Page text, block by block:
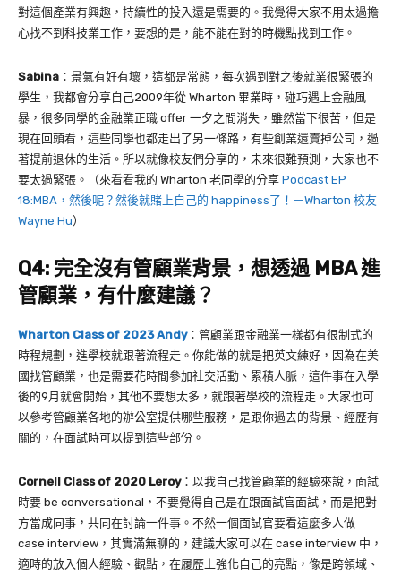
對這個產業有興趣，持續性的投入還是需要的。我覺得大家不用太過擔
心找不到科技業工作，要想的是，能不能在對的時機點找到工作。
Sabina ：景氣有好有壞，這都是常態，每次遇到對之後就業很緊張的
學生，我都會分享自己2009年從 Wharton 畢業時，碰巧遇上金融風
暴，很多同學的金融業正職 offer 一夕之間消失，雖然當下很苦，但是
現在回頭看，這些同學也都走出了另一條路，有些創業還賣掉公司，過
著提前退休的生活。所以就像校友們分享的，未來很難預測，大家也不
要太過緊張。（來看看我的 Wharton 老同學的分享 Podcast EP
18:MBA，然後呢？然後就賭上自己的 happiness了！－Wharton 校友
Wayne Hu）
Q4:完全沒有管顧業背景，想透過 MBA進
管顧業，有什麼建議？
Wharton Class of 2023 Andy：管顧業跟金融業一樣都有很制式的
時程規劃，進學校就跟著流程走。你能做的就是把英文練好，因為在美
國找管顧業，也是需要花時間參加社交活動、累積人脈，這件事在入學
後的9月就會開始，其他不要想太多，就跟著學校的流程走。大家也可
以參考管顧業各地的辦公室提供哪些服務，是跟你過去的背景、經歷有
關的，在面試時可以提到這些部份。
Cornell Class of 2020 Leroy：以我自己找管顧業的經驗來說，面試
時要 be conversational ，不要覺得自己是在跟面試官面試，而是把對
方當成同事，共同在討論一件事。不然一個面試官要看這麼多人做
case interview ，其實滿無聊的，建議大家可以在 case interview 中，
適時的放入個人經驗、觀點，在履歷上強化自己的亮點，像是跨領域、